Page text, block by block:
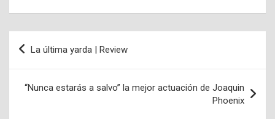
Navegación
de
entradas
La última yarda | Review
“Nunca estarás a salvo” la mejor actuación de Joaquin
Phoenix